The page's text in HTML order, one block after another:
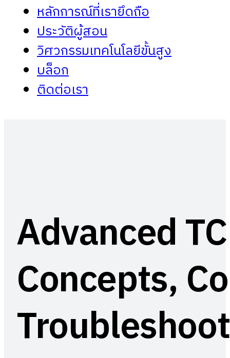
หลักการณ์ที่เรายึดถือ
ประวัติผู้สอน
วิศวกรรมเทคโนโลยีขั้นสูง
บล็อก
ติดต่อเรา
Advanced
Concepts,